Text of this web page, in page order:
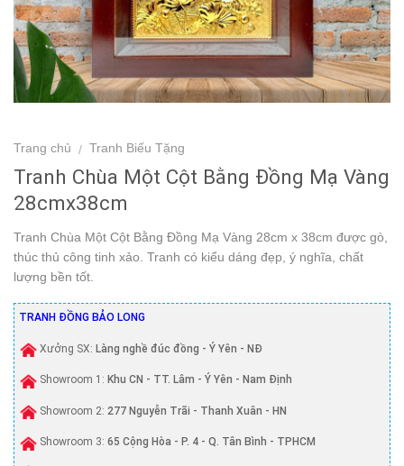
Trang chủ / Tranh Biếu Tặng
Tranh Chùa Một Cột Bằng Đồng Mạ Vàng
28cmx38cm
Tranh Chùa Một Cột Bằng Đồng Mạ Vàng 28cm x 38cm được gò,
thúc thủ công tinh xảo. Tranh có kiểu dáng đẹp, ý nghĩa, chất
lượng bền tốt.
TRANH ĐỒNG BẢO LONG
Xưởng SX: Làng nghề đúc đồng - Ý Yên - NĐ
Showroom 1: Khu CN - TT. Lâm - Ý Yên - Nam Định
Showroom 2: 277 Nguyễn Trãi - Thanh Xuân - HN
Showroom 3: 65 Cộng Hòa - P. 4 - Q. Tân Bình - TPHCM